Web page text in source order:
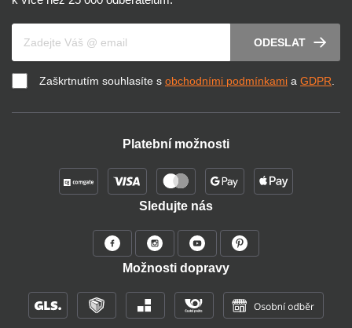
ODESLAT
Zaškrtnutím souhlasíte s obchodními podmínkami a GDPR.
Platební možnosti
Sledujte nás
Možnosti dopravy